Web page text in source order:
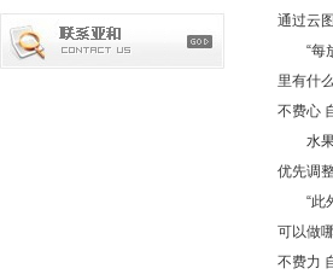
通过云
“每放
里有什
不费心
水
优先调
“此外
可以做
不费力